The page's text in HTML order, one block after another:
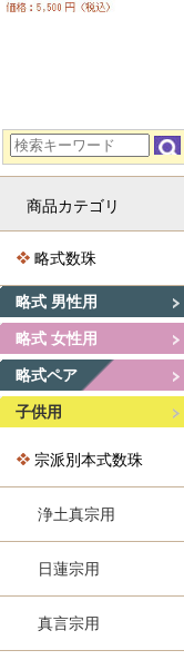
商品カテゴリ
略式数珠
略式 男性用
略式 女性用
略式ペア
子供用
宗派別本式数珠
浄土真宗用
日蓮宗用
真言宗用